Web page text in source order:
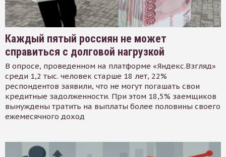
Каждый пятый россиян не может
справиться с долговой нагрузкой
В опросе, проведенном на платформе «Яндекс.Взгляд»
среди 1,2 тыс. человек старше 18 лет, 22%
респондентов заявили, что не могут погашать свои
кредитные задолженности. При этом 18,5% заемщиков
вынуждены тратить на выплаты более половины своего
ежемесячного доход